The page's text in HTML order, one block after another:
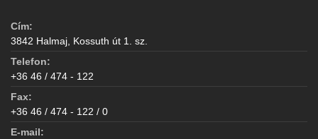
Cím:
3842 Halmaj, Kossuth út 1. sz.
Telefon:
+36 46 / 474 - 122
Fax:
+36 46 / 474 - 122 / 0
E-mail: